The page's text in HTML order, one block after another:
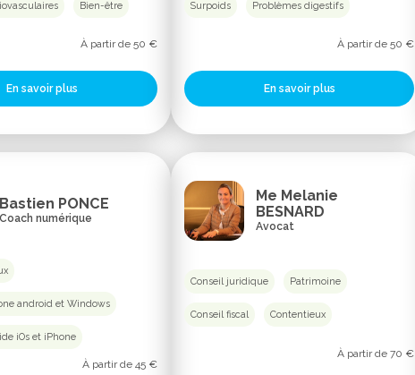
Bien-être
À partir de 50 €
En savoir plus
Surpoids Problèmes digestifs
À partir de 50 €
En savoir plus
Bastien PONCE
Coach numérique
android et Windows
iOs et iPhone
À partir de 45 €
Me Melanie
BESNARD
Avocat
Conseil juridique Patrimoine
Conseil fiscal Contentieux
À partir de 70 €